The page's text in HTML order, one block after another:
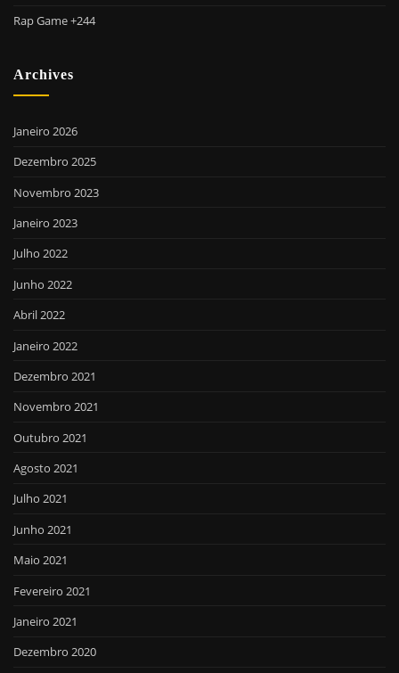
Rap Game +244
Archives
Janeiro 2026
Dezembro 2025
Novembro 2023
Janeiro 2023
Julho 2022
Junho 2022
Abril 2022
Janeiro 2022
Dezembro 2021
Novembro 2021
Outubro 2021
Agosto 2021
Julho 2021
Junho 2021
Maio 2021
Fevereiro 2021
Janeiro 2021
Dezembro 2020